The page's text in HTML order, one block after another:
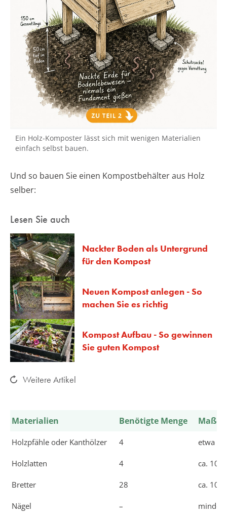
Ein Holz-Komposter lässt sich mit wenigen Materialien
einfach selbst bauen.
Und so bauen Sie einen Kompostbehälter aus Holz
selber:
Lesen Sie auch
Nackter Boden als Untergrund
für den Kompost
Neuen Kompost anlegen - So
machen Sie es richtig
Kompost Aufbau - So gewinnen
Sie guten Kompost
Weitere Artikel
Materialien Benötigte Menge Maße
Holzpfähle oder Kanthölzer 4 etwa
Holzlatten 4 ca. 100
Bretter 28 ca. 100
Nägel –